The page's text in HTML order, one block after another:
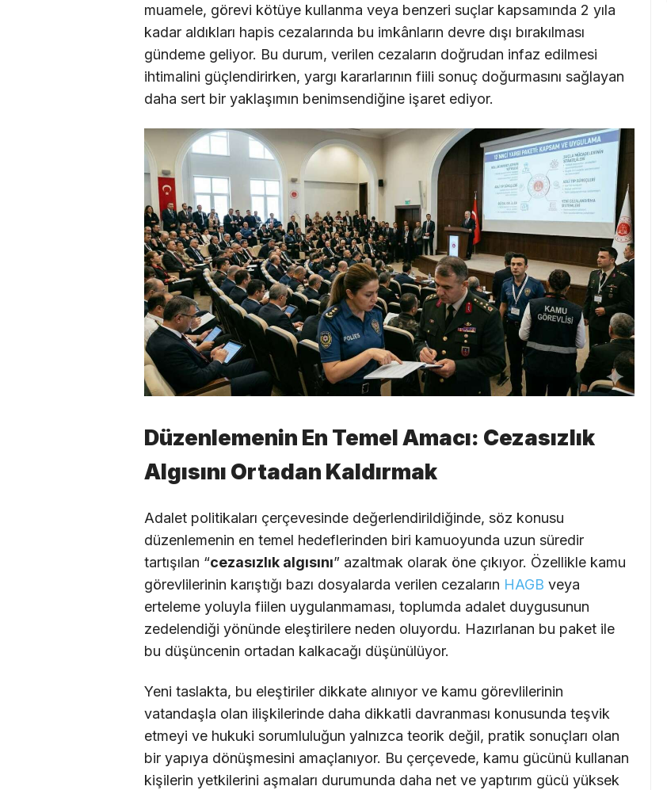
muamele, görevi kötüye kullanma veya benzeri suçlar kapsamında 2 yıla
kadar aldıkları hapis cezalarında bu imkânların devre dışı bırakılması
gündeme geliyor. Bu durum, verilen cezaların doğrudan infaz edilmesi
ihtimalini güçlendirirken, yargı kararlarının fiili sonuç doğurmasını sağlayan
daha sert bir yaklaşımın benimsendiğine işaret ediyor.
Düzenlemenin En Temel Amacı: Cezasızlık
Algısını Ortadan Kaldırmak
Adalet politikaları çerçevesinde değerlendirildiğinde, söz konusu
düzenlemenin en temel hedeflerinden biri kamuoyunda uzun süredir
tartışılan “cezasızlık algısını” azaltmak olarak öne çıkıyor. Özellikle kamu
görevlilerinin karıştığı bazı dosyalarda verilen cezaların HAGB veya
erteleme yoluyla fiilen uygulanmaması, toplumda adalet duygusunun
zedelendiği yönünde eleştirilere neden oluyordu. Hazırlanan bu paket ile
bu düşüncenin ortadan kalkacağı düşünülüyor.
Yeni taslakta, bu eleştiriler dikkate alınıyor ve kamu görevlilerinin
vatandaşla olan ilişkilerinde daha dikkatli davranması konusunda teşvik
etmeyi ve hukuki sorumluluğun yalnızca teorik değil, pratik sonuçları olan
bir yapıya dönüşmesini amaçlanıyor. Bu çerçevede, kamu gücünü kullanan
kişilerin yetkilerini aşmaları durumunda daha net ve yaptırım gücü yüksek